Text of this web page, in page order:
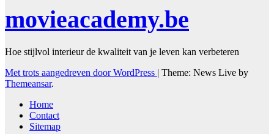
movieacademy.be
Hoe stijlvol interieur de kwaliteit van je leven kan verbeteren
Met trots aangedreven door WordPress | Theme: News Live by
Themeansar.
Home
Contact
Sitemap